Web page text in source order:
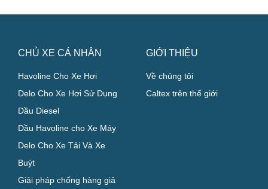
CHỦ XE CÁ NHÂN
Havoline Cho Xe Hơi
Delo Cho Xe Hơi Sử Dụng
Dầu Diesel
Dầu Havoline cho Xe Máy
Delo Cho Xe Tải Và Xe
Buýt
Giải pháp chống hàng giả
GIỚI THIỆU
Về chúng tôi
Caltex trên thế giới